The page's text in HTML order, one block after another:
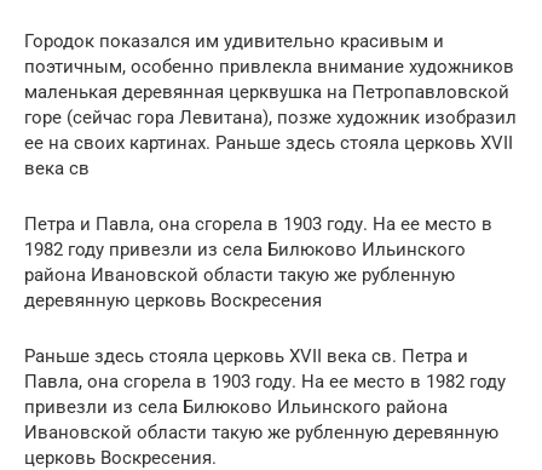
Городок показался им удивительно красивым и
поэтичным, особенно привлекла внимание художников
маленькая деревянная церквушка на Петропавловской
горе (сейчас гора Левитана), позже художник изобразил
ее на своих картинах. Раньше здесь стояла церковь XVII
века св
Петра и Павла, она сгорела в 1903 году. На ее место в
1982 году привезли из села Билюково Ильинского
района Ивановской области такую же рубленную
деревянную церковь Воскресения
Раньше здесь стояла церковь XVII века св. Петра и
Павла, она сгорела в 1903 году. На ее место в 1982 году
привезли из села Билюково Ильинского района
Ивановской области такую же рубленную деревянную
церковь Воскресения.